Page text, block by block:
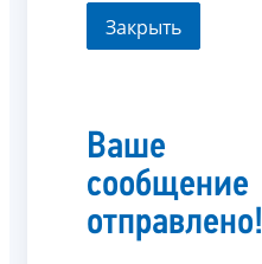
Закрыть
Ваше
сообщение
отправлено!